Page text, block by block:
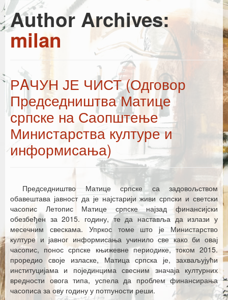
Почетна
Матица српска
Научна одељења
Летопис Матице српске
Гласник Матице српске
Е–издања
Вести
Author Archives:
milan
РAЧУН ЈЕ ЧИСТ (Одговор
Председништва Матице
српске на Саопштење
Министарства културе и
информисања)
Председништво Матице српске са задовољством
обавештава јавност да је најстарији живи српски и светски
часопис Летопис Матице српске најзад финансијски
обезбеђен за 2015. годину, те да наставља да излази у
месечним свескама. Упркос томе што је Министарство
културе и јавног информисања учинило све како би овај
часопис, понос српске књижевне периодике, током 2015.
проредио своје изласке, Матица српска је, захваљујући
институцијама и појединцима свесним значаја културних
вредности овога типа, успела да проблем финансирања
часописа за ову годину у потпуности реши.